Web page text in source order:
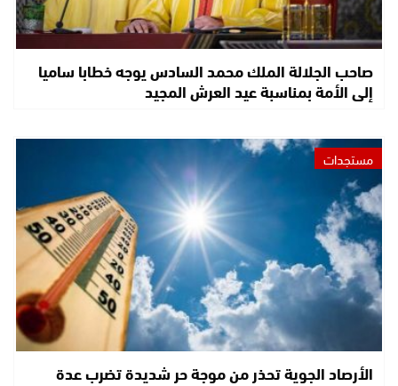
صاحب الجلالة الملك محمد السادس يوجه خطابا ساميا
إلى الأمة بمناسبة عيد العرش المجيد
مستجدات
الأرصاد الجوية تحذر من موجة حر شديدة تضرب عدة